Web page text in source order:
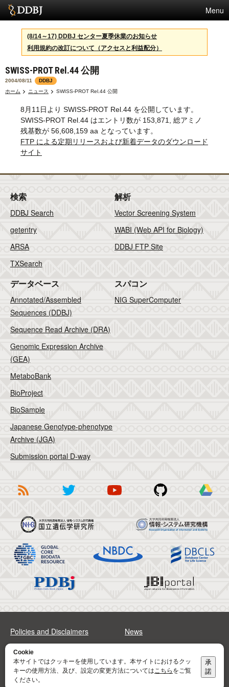
Menu
サービス
スパコン
統計
活動
センターについて
利用規約
問合せ
English
(8/14～17) DDBJ センター夏季休業のお知らせ
利用規約の改訂について（アクセスと利益配分）
SWISS-PROT Rel.44 公開
2004/08/11
DDBJ
ホーム
ニュース SWISS-PROT Rel.44 公開
8月11日より SWISS-PROT Rel.44 を公開しています。
SWISS-PROT Rel.44 はエントリ数が 153,871, 総アミノ
残基数が 56,608,159 aa となっています。
FTP による定期リリースおよび新着データのダウンロード
サイト
検索
DDBJ Search
getentry
ARSA
TXSearch
解析
Vector Screening System
WABI (Web API for Biology)
DDBJ FTP Site
データベース
Annotated/Assembled
Sequences (DDBJ)
Sequence Read Archive (DRA)
Genomic Expression Archive
(GEA)
MetaboBank
BioProject
BioSample
Japanese Genotype-phenotype
Archive (JGA)
Submission portal D-way
スパコン
NIG SuperComputer
Policies and Disclaimers News
FAQs
Address Contact
Cookie
本サイトではクッキーを使用しています。本サイトにおけるクッ
キーの使用方法、及び、設定の変更方法についてはこちら をご覧
ください。
承
諾